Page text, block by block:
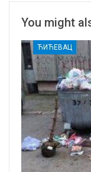
You might
ЋИЋЕВАЦ